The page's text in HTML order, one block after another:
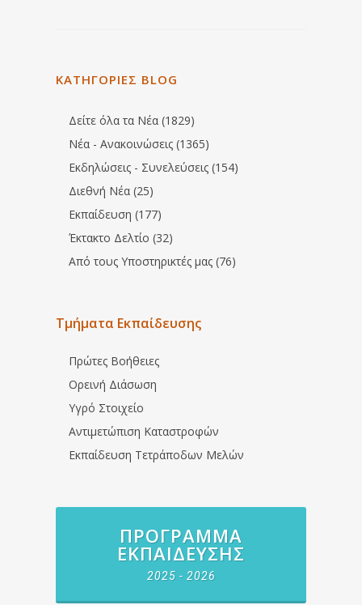
ΚΑΤΗΓΟΡΙΕΣ BLOG
Δείτε όλα τα Νέα (1829)
Νέα - Ανακοινώσεις (1365)
Εκδηλώσεις - Συνελεύσεις (154)
Διεθνή Νέα (25)
Εκπαίδευση (177)
Έκτακτο Δελτίο (32)
Από τους Υποστηρικτές μας (76)
Τμήματα Εκπαίδευσης
Πρώτες Βοήθειες
Ορεινή Διάσωση
Υγρό Στοιχείο
Αντιμετώπιση Καταστροφών
Εκπαίδευση Τετράποδων Μελών
ΠΡΌΓΡΑΜΜΑ
ΕΚΠΑΊΔΕΥΣΗΣ
2025 - 2026